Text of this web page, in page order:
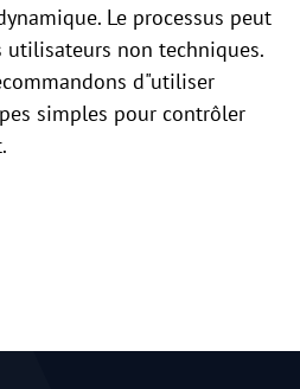
Le processus peut
non techniques.
d"utiliser
simples pour contrôler